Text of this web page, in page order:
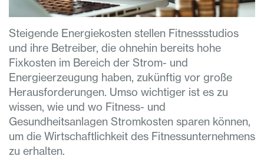
Steigende Energiekosten stellen Fitnessstudios
und ihre Betreiber, die ohnehin bereits hohe
Fixkosten im Bereich der Strom- und
Energieerzeugung haben, zukünftig vor große
Herausforderungen. Umso wichtiger ist es zu
wissen, wie und wo Fitness- und
Gesundheitsanlagen Stromkosten sparen können,
um die Wirtschaftlichkeit des Fitnessunternehmens
zu erhalten.